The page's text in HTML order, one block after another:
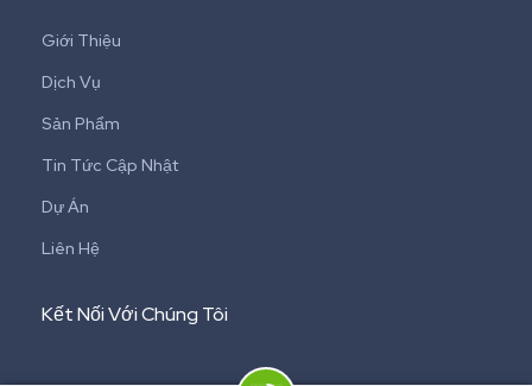
Giới Thiệu
Dịch Vụ
Sản Phẩm
Tin Tức Cập Nhật
Dự Án
Liên Hệ
Kết Nối Với Chúng Tôi